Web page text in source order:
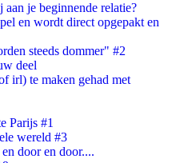
je beginnende relatie?
en wordt direct opgepakt en
steeds dommer" #2
deel
irl) te maken gehad met
Parijs #1
wereld #3
door en door....